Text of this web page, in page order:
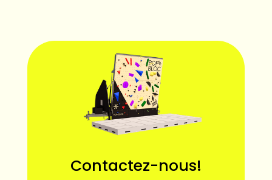
Contactez-nous!